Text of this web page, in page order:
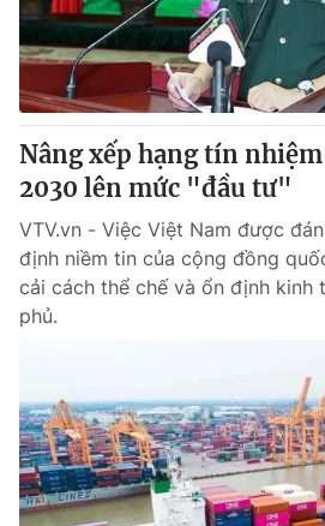
Thế giới đó đây
Câu chuyện quốc tế
Tài chính
Thị trường
Góc doanh nghiệp
Dữ liệu và đời sống
Truyền hình
Phim VTV
Hậu trường
Nhân vật
Khán giả
Giải trí
Điện ảnh
Âm nhạc
Đời sống
Du lịch
Chất lượng cuộc sống
Giáo dục
Học trực tuyến
Công nghệ
Hitech Công nghệ tương lai
Sản phẩm
Giao lưu trực tuyến
Nâng xếp hạng tín
2030 lên mức "đầu tư"
VTV.vn - Việc Việt Nam được
định niềm tin của cộng đồng
cải cách thể chế và ổn định kinh
phủ.